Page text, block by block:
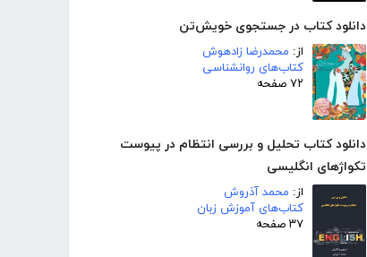
دانلود کتاب در جستجوی خویش‌تن
از: محمدرضا زادهوش
کتاب‌های روانشناسی
۷۲ صفحه
دانلود کتاب تحلیل و بررسی انتظام در پیوست
تکواژهای انگلیسی
از: محمد آذروش
کتاب‌های آموزش زبان
۳۷ صفحه